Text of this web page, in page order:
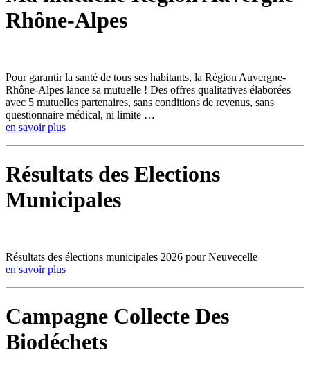
Rhône-Alpes
Pour garantir la santé de tous ses habitants, la Région Auvergne-
Rhône-Alpes lance sa mutuelle ! Des offres qualitatives élaborées
avec 5 mutuelles partenaires, sans conditions de revenus, sans
questionnaire médical, ni limite …
en savoir plus
Résultats des Elections
Municipales
Résultats des élections municipales 2026 pour Neuvecelle
en savoir plus
Campagne Collecte Des
Biodéchets